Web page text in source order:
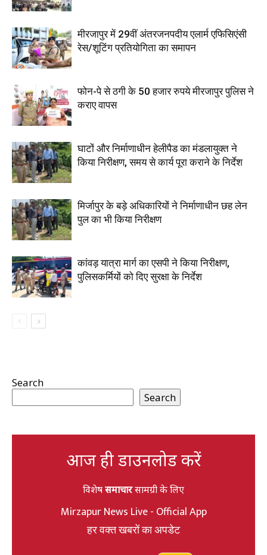
मीरजापुर में 29वीं अंतरजनपदीय एलार्म एफिसिएंसी
रेस/शूटिंग प्रतियोगिता का समापन
फोन-पे से ठगी के 50 हजार रुपये मीरजापुर पुलिस ने
कराए वापस
घाटों और निर्माणाधीन हेलीपैड का मंडलायुक्त ने
किया निरीक्षण, समय से कार्य पूरा कराने के निर्देश
मिर्जापुर के बड़े अधिकारियों ने निर्माणाधीन छह लेन
पुल का भी किया निरीक्षण
कांवड़ यात्रा मार्ग का एसपी ने किया निरीक्षण,
पुलिसकर्मियों को दिए सुरक्षा के निर्देश
Search
Search
आज ही डाउनलोड करें
विशेषसमाचारसामग्री के लिए
Mirzapur News Live - Official App
हर वक्त खबरों का अपडेट